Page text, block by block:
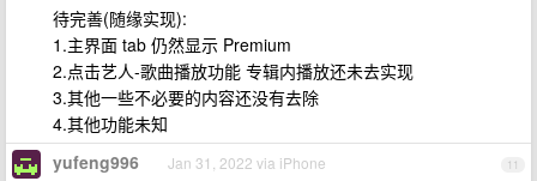
待完善(随缘实现):
1.主界面 tab 仍然显示 Premium
2.点击艺人-歌曲播放功能 专辑内播放还未去实现
3.其他一些不必要的内容还没有去除
4.其他功能未知
11
yufeng996 Jan 31, 2022 via iPhone